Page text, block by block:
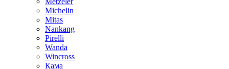
Michelin
Mitas
Nankang
Pirelli
Wanda
Wincross
Кама